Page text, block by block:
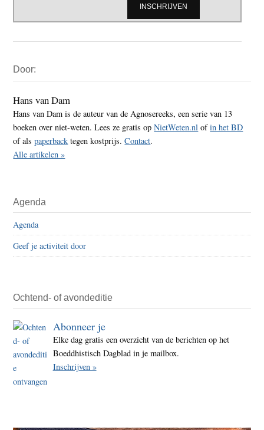
Sidebar
Door:
Hans van Dam
Hans van Dam is de auteur van de Agnosereeks, een serie van 13
boeken over niet-weten. Lees ze gratis opNietWeten.nl ofin het BD
of alspaperback tegen kostprijs.Contact.
Alle artikelen »
Agenda
Agenda
Geef je activiteit door
Ochtend- of avondeditie
Abonneer je
Elke dag gratis een overzicht van de berichten op het
Boeddhistisch Dagblad in je mailbox.
Inschrijven »